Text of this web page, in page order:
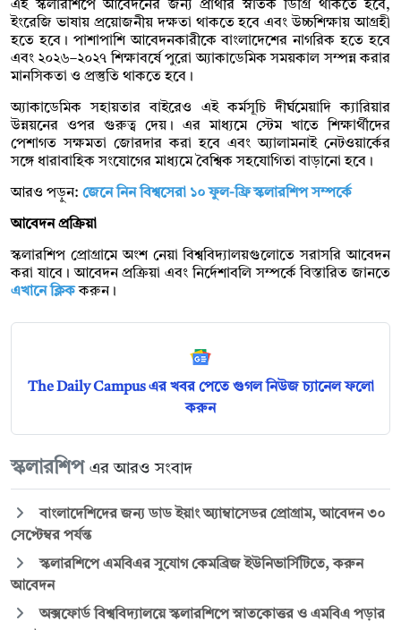
এই স্কলারশিপে আবেদনের জন্য প্রার্থীর স্নাতক ডিগ্রি থাকতে হবে,
ইংরেজি ভাষায় প্রয়োজনীয় দক্ষতা থাকতে হবে এবং উচ্চশিক্ষায় আগ্রহী
হতে হবে। পাশাপাশি আবেদনকারীকে বাংলাদেশের নাগরিক হতে হবে
এবং ২০২৬–২০২৭ শিক্ষাবর্ষে পুরো অ্যাকাডেমিক সময়কাল সম্পন্ন করার
মানসিকতা ও প্রস্তুতি থাকতে হবে।
অ্যাকাডেমিক সহায়তার বাইরেও এই কর্মসূচি দীর্ঘমেয়াদি ক্যারিয়ার
উন্নয়নের ওপর গুরুত্ব দেয়। এর মাধ্যমে স্টেম খাতে শিক্ষার্থীদের
পেশাগত সক্ষমতা জোরদার করা হবে এবং অ্যালামনাই নেটওয়ার্কের
সঙ্গে ধারাবাহিক সংযোগের মাধ্যমে বৈশ্বিক সহযোগিতা বাড়ানো হবে।
আরও পড়ুন: জেনে নিন বিশ্বসেরা ১০ ফুল-ফ্রি স্কলারশিপ সম্পর্কে
আবেদন প্রক্রিয়া
স্কলারশিপ প্রোগ্রামে অংশ নেয়া বিশ্ববিদ্যালয়গুলোতে সরাসরি আবেদন
করা যাবে। আবেদন প্রক্রিয়া এবং নির্দেশাবলি সম্পর্কে বিস্তারিত জানতে
এখানে ক্লিককরুন।
The Daily Campus এর খবর পেতে গুগল নিউজ চ্যানেল ফলো
করুন
স্কলারশিপ এর আরও সংবাদ
বাংলাদেশিদের জন্য ডাড ইয়াং অ্যাম্বাসেডর প্রোগ্রাম, আবেদন ৩০
সেপ্টেম্বর পর্যন্ত
স্কলারশিপে এমবিএর সুযোগ কেমব্রিজ ইউনিভার্সিটিতে, করুন
আবেদন
অক্সফোর্ড বিশ্ববিদ্যালয়ে স্কলারশিপে স্নাতকোত্তর ও এমবিএ পড়ার